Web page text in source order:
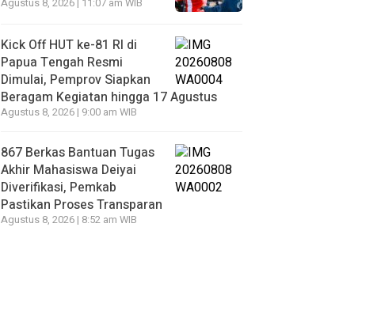
Agustus 8, 2026 | 11:07 am WIB
Kick Off HUT ke-81 RI di
Papua Tengah Resmi
Dimulai, Pemprov Siapkan
Beragam Kegiatan hingga 17 Agustus
Agustus 8, 2026 | 9:00 am WIB
867 Berkas Bantuan Tugas
Akhir Mahasiswa Deiyai
Diverifikasi, Pemkab
Pastikan Proses Transparan
Agustus 8, 2026 | 8:52 am WIB